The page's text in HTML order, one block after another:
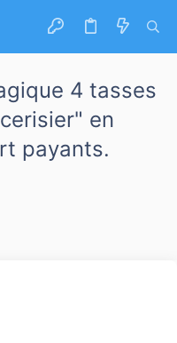
4 tasses
en
payants.